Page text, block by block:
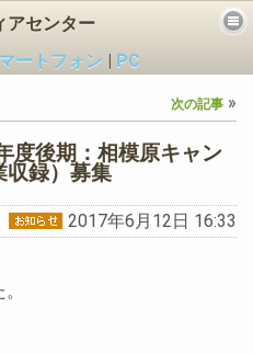
アセンター
ートフォン
PC
次の記事 »
度後期：相模原キャン
収録）募集
2017年6月12日 16:33